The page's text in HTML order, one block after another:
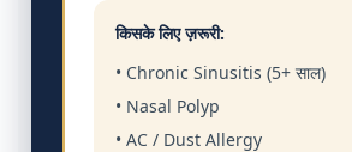
किसके लिए ज़रूरी:
• Chronic Sinusitis (5+ साल)
• Nasal Polyp
• AC / Dust Allergy